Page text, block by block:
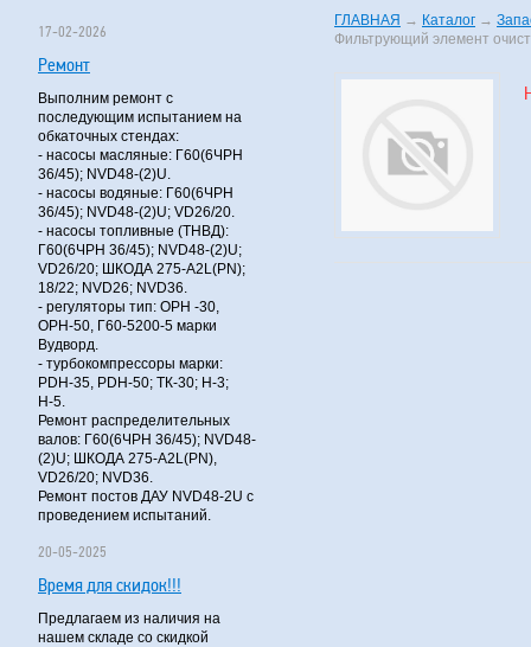
17-02-2026
Ремонт
Выполним ремонт с
последующим испытанием на
обкаточных стендах:
- насосы масляные: Г60(6ЧРН
36/45); NVD48-(2)U.
- насосы водяные: Г60(6ЧРН
36/45); NVD48-(2)U; VD26/20.
- насосы топливные (ТНВД):
Г60(6ЧРН 36/45); NVD48-(2)U;
VD26/20; ШКОДА 275-A2L(PN);
18/22; NVD26; NVD36.
- регуляторы тип: ОРН -30,
ОРН-50, Г60-5200-5 марки
Вудворд.
- турбокомпрессоры марки:
PDH-35, PDH-50; ТК-30; Н-3;
Н-5.
Ремонт распределительных
валов: Г60(6ЧРН 36/45); NVD48-
(2)U; ШКОДА 275-A2L(PN),
VD26/20; NVD36.
Ремонт постов ДАУ NVD48-2U с
проведением испытаний.
20-05-2025
Время для скидок!!!
Предлагаем из наличия на
нашем складе со скидкой
ГЛАВНАЯ → Каталог →
Фильтрующий элемент